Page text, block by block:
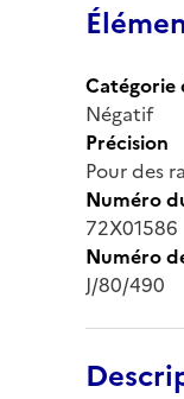
Négatif
Précision
Pour des
Numéro
72X01586
Numéro
J/80/490